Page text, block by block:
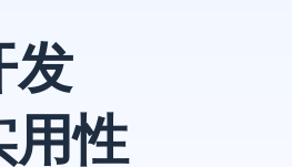
发
用性